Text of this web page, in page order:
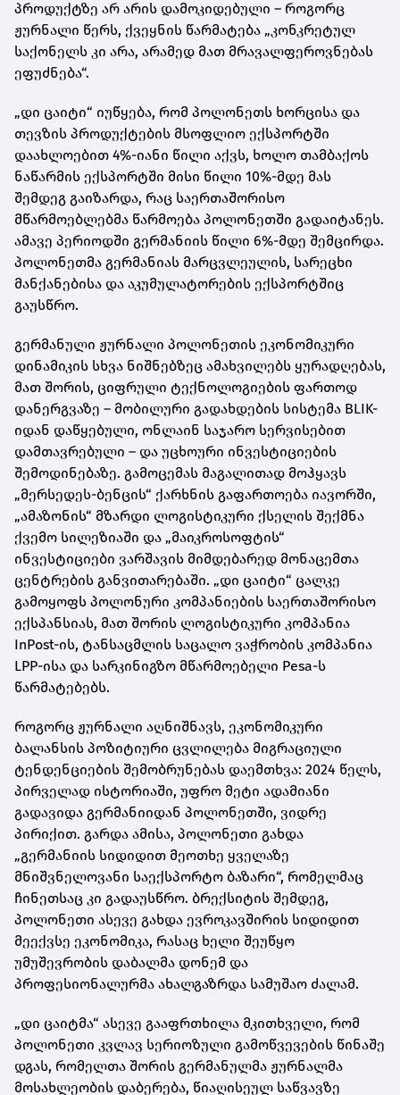
პროდუქტზე არ არის დამოკიდებული – როგორც
ჟურნალი წერს, ქვეყნის წარმატება „კონკრეტულ
საქონელს კი არა, არამედ მათ მრავალფეროვნებას
ეფუძნება“.
„დი ცაიტი“ იუწყება, რომ პოლონეთს ხორცისა და
თევზის პროდუქტების მსოფლიო ექსპორტში
დაახლოებით 4%-იანი წილი აქვს, ხოლო თამბაქოს
ნაწარმის ექსპორტში მისი წილი 10%-მდე მას
შემდეგ გაიზარდა, რაც საერთაშორისო
მწარმოებლებმა წარმოება პოლონეთში გადაიტანეს.
ამავე პერიოდში გერმანიის წილი 6%-მდე შემცირდა.
პოლონეთმა გერმანიას მარცვლეულის, სარეცხი
მანქანებისა და აკუმულატორების ექსპორტშიც
გაუსწრო.
გერმანული ჟურნალი პოლონეთის ეკონომიკური
დინამიკის სხვა ნიშნებზეც ამახვილებს ყურადღებას,
მათ შორის, ციფრული ტექნოლოგიების ფართოდ
დანერგვაზე – მობილური გადახდების სისტემა BLIK-
იდან დაწყებული, ონლაინ საჯარო სერვისებით
დამთავრებული – და უცხოური ინვესტიციების
შემოდინებაზე. გამოცემას მაგალითად მოჰყავს
„მერსედეს-ბენცის“ ქარხნის გაფართოება იავორში,
„ამაზონის“ მზარდი ლოგისტიკური ქსელის შექმნა
ქვემო სილეზიაში და „მაიკროსოფტის“
ინვესტიციები ვარშავის მიმდებარედ მონაცემთა
ცენტრების განვითარებაში. „დი ცაიტი“ ცალკე
გამოყოფს პოლონური კომპანიების საერთაშორისო
ექსპანსიას, მათ შორის ლოგისტიკური კომპანია
InPost-ის, ტანსაცმლის საცალო ვაჭრობის კომპანია
LPP-ისა და სარკინიგზო მწარმოებელი Pesa-ს
წარმატებებს.
როგორც ჟურნალი აღნიშნავს, ეკონომიკური
ბალანსის პოზიტიური ცვლილება მიგრაციული
ტენდენციების შემობრუნებას დაემთხვა: 2024 წელს,
პირველად ისტორიაში, უფრო მეტი ადამიანი
გადავიდა გერმანიიდან პოლონეთში, ვიდრე
პირიქით. გარდა ამისა, პოლონეთი გახდა
„გერმანიის სიდიდით მეოთხე ყველაზე
მნიშვნელოვანი საექსპორტო ბაზარი“, რომელმაც
ჩინეთსაც კი გადაუსწრო. ბრექსიტის შემდეგ,
პოლონეთი ასევე გახდა ევროკავშირის სიდიდით
მეექვსე ეკონომიკა, რასაც ხელი შეუწყო
უმუშევრობის დაბალმა დონემ და
პროფესიონალურმა ახალგაზრდა სამუშაო ძალამ.
„დი ცაიტმა“ ასევე გააფრთხილა მკითხველი, რომ
პოლონეთი კვლავ სერიოზული გამოწვევების წინაშე
დგას, რომელთა შორის გერმანულმა ჟურნალმა
მოსახლეობის დაბერება, წიაღისეულ საწვავზე